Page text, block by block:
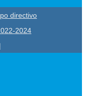
directivo
2024